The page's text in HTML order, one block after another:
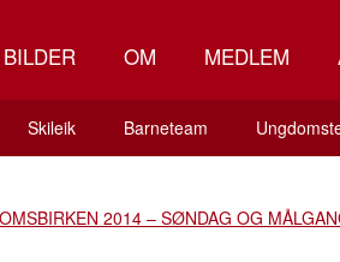
BILDER OM MEDLEM
Skileik Barneteam
2014 – SØNDAG OG